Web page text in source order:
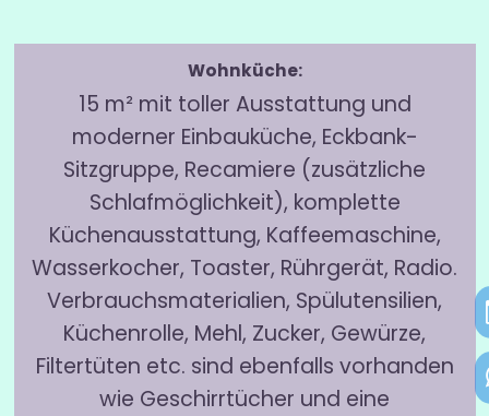
Wohnküche:
15 m² mit toller Ausstattung und
moderner Einbauküche, Eckbank-
Sitzgruppe, Recamiere (zusätzliche
Schlafmöglichkeit), komplette
Küchenausstattung, Kaffeemaschine,
Wasserkocher, Toaster, Rührgerät, Radio.
Verbrauchsmaterialien, Spülutensilien,
Küchenrolle, Mehl, Zucker, Gewürze,
Filtertüten etc. sind ebenfalls vorhanden
wie Geschirrtücher und eine